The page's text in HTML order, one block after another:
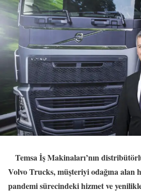
Temsa İş Makinaları’nın
Volvo Trucks, müşteriyi odağına alan
pandemi sürecindeki hizmet ve